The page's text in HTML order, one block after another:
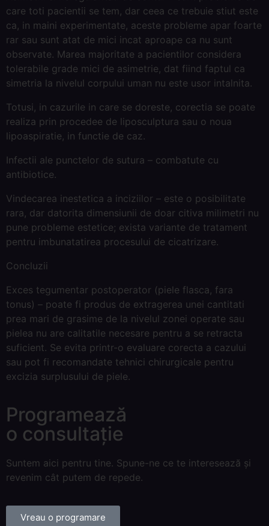
care toti pacientii se tem, dar ceea ce trebuie stiut este
ca, in maini experimentate, aceste probleme apar foarte
rar sau sunt atat de mici incat aproape ca nu sunt
observate. Marea majoritate a pacientilor considera
tolerabile grade mici de asimetrie, dat fiind faptul ca
simetria la nivelul corpului uman nu este usor intalnita.
Totusi, in cazurile in care se doreste, corectia se poate
realiza prin procedee de liposculptura sau o noua
lipoaspiratie, in functie de caz.
Infectii ale punctelor de sutura – combatute cu
antibiotice.
Vindecarea inestetica a inciziilor – este o posibilitate
rara, dar datorita dimensiunii de doar citiva milimetri nu
pune probleme estetice; exista variante de tratament
pentru imbunatatirea procesului de cicatrizare.
Concluzii
Exces tegumentar postoperator (piele flasca, fara
tonus) – poate fi produs de extragerea unei cantitati
prea mari de grasime de la nivelul zonei operate sau
pielea nu are calitatile necesare pentru a se retracta
suficient. Se evita printr-o evaluare corecta a cazului
sau pot fi recomandate tehnici chirurgicale pentru
excizia surplusului de piele.
Programează
o consultație
Suntem aici pentru tine. Spune-ne ce te interesează și
revenim cât putem de repede.
Vreau o programare